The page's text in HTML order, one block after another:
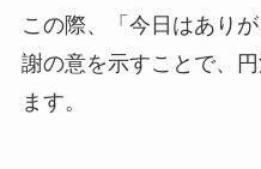
この際、「今日はあり
謝の意を示すことで、
ます。